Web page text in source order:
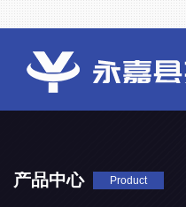
产品中心 Product